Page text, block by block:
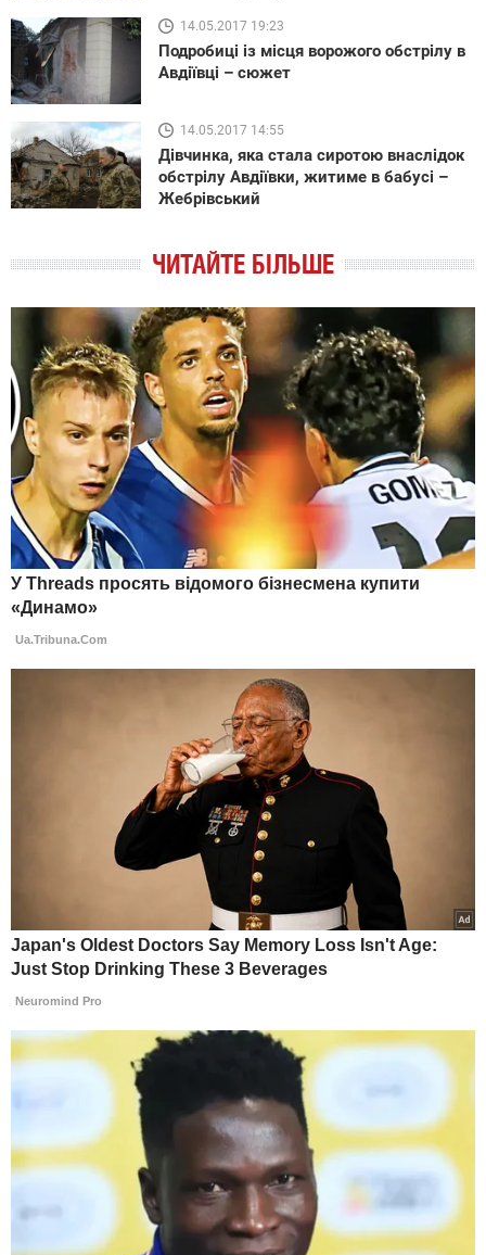
14.05.2017 19:23
Подробиці із місця ворожого обстрілу в
Авдіївці – сюжет
14.05.2017 14:55
Дівчинка, яка стала сиротою внаслідок
обстрілу Авдіївки, житиме в бабусі –
Жебрівський
ЧИТАЙТЕ БІЛЬШЕ